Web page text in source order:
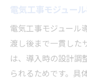
電気工事モジュー
電気工事モジュール
渡し後まで一貫した
は、導入時の設計調
られるためです。具